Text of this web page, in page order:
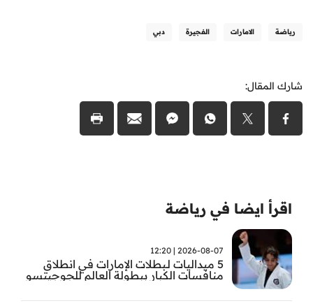
رياضة الامارات الفجيرة دبي
شارك المقال:
اقرأ ايضا في رياضة
2026-08-07 | 12:20
5 ميداليات لـبطلات الإمارات في انطلاق
منافسات الكبار ببطولة العالم للجوجيتسو